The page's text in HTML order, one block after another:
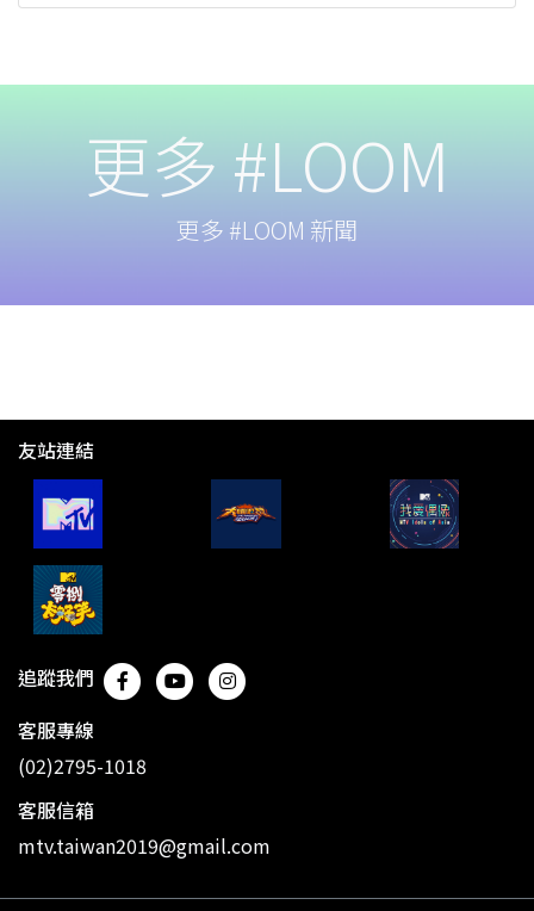
更多 #LOOM
更多 #LOOM 新聞
友站連結
追蹤我們
客服專線
(02)2795-1018
客服信箱
mtv.taiwan2019@gmail.com